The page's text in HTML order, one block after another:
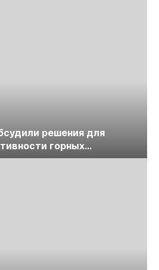
решения для
горных